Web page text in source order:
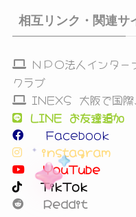
相互リンク・関連サ
ＮＰＯ法人インタ
クラブ
INEXS 大阪で国際
LINE お友達追加
Facebook
instagram
YouTube
TikTok
Reddit